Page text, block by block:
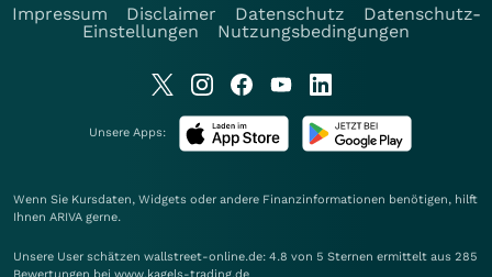
Impressum
Disclaimer Datenschutz
Datenschutz-
Einstellungen
Nutzungsbedingungen
Unsere Apps:
Wenn Sie Kursdaten, Widgets oder andere Finanzinformationen benötigen, hilft
Ihnen ARIVA gerne.
Unsere User schätzen wallstreet-online.de: 4.8 von 5 Sternen ermittelt aus 285